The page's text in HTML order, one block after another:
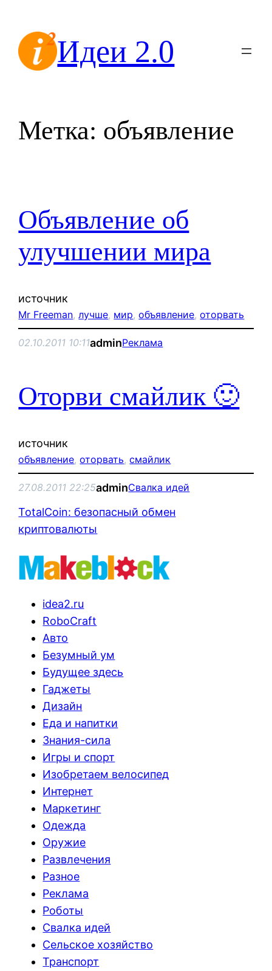
содержимомуИдеи 2.0
Метка: объявление
Объявление об
улучшении мира
источник
Mr Freeman, лучше, мир, объявление, оторвать
02.10.2011 10:11adminРеклама
Оторви смайлик 🙂
источник
объявление, оторвать, смайлик
27.08.2011 22:25adminСвалка идей
TotalCoin: безопасный обмен
криптовалюты
idea2.ru
RoboCraft
Авто
Безумный ум
Будущее здесь
Гаджеты
Дизайн
Еда и напитки
Знания-сила
Игры и спорт
Изобретаем велосипед
Интернет
Маркетинг
Одежда
Оружие
Развлечения
Разное
Реклама
Роботы
Свалка идей
Сельское хозяйство
Транспорт